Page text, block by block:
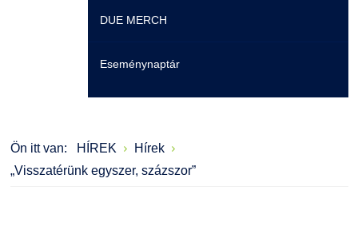
Moodle
Átjelentkezőknek
Karrier
Könyvtár
Szakmentori rendszer
Felnőttképzés
Családbarát Szolgáltató
Dokumentumok
Érdekvédelmi testületek
Szervezeti felépítés
Szabályzatok
Díjak, elismerések
DUE MERCH
Eseménynaptár
Ön itt van: HÍREK
Hírek
„Visszatérünk egyszer, százszor”